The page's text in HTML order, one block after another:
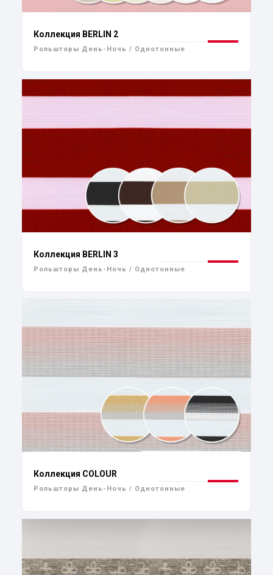
Коллекция BERLIN 2
Рольшторы День-Ночь / Однотонные
Коллекция BERLIN 3
Рольшторы День-Ночь / Однотонные
Коллекция COLOUR
Рольшторы День-Ночь / Однотонные